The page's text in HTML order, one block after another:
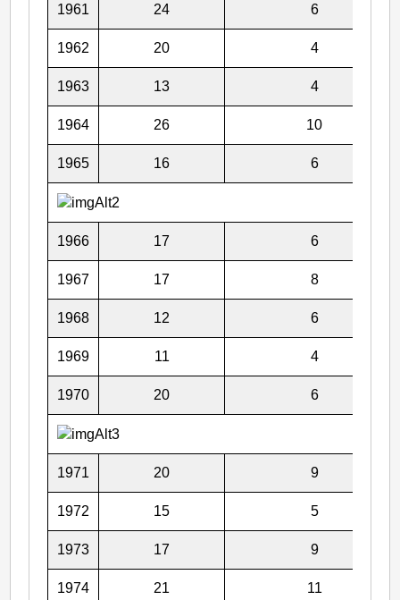
1961 24 6
1962 20 4
1963 13 4
1964 26 10
1965 16 6
1966 17 6
1967 17 8
1968 12 6
1969 11 4
1970 20 6
1971 20 9
1972 15 5
1973 17 9
1974 21 11